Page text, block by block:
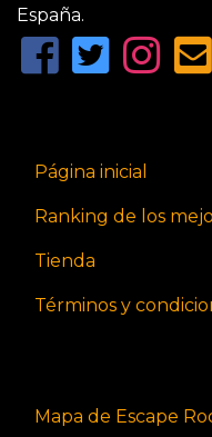
España.
Página inicial
Ranking de los
Tienda
Términos y
Mapa de Escape